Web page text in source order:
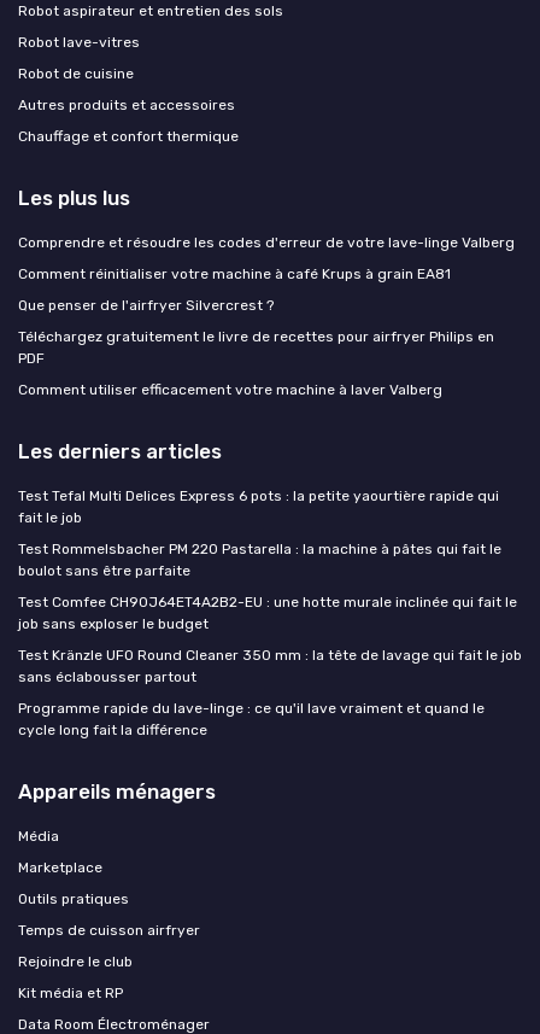
Robot aspirateur et entretien des sols
Robot lave-vitres
Robot de cuisine
Autres produits et accessoires
Chauffage et confort thermique
Les plus lus
Comprendre et résoudre les codes d'erreur de votre lave-linge Valberg
Comment réinitialiser votre machine à café Krups à grain EA81
Que penser de l'airfryer Silvercrest ?
Téléchargez gratuitement le livre de recettes pour airfryer Philips en
PDF
Comment utiliser efficacement votre machine à laver Valberg
Les derniers articles
Test Tefal Multi Delices Express 6 pots : la petite yaourtière rapide qui
fait le job
Test Rommelsbacher PM 220 Pastarella : la machine à pâtes qui fait le
boulot sans être parfaite
Test Comfee CH90J64ET4A2B2-EU : une hotte murale inclinée qui fait le
job sans exploser le budget
Test Kränzle UFO Round Cleaner 350 mm : la tête de lavage qui fait le job
sans éclabousser partout
Programme rapide du lave-linge : ce qu'il lave vraiment et quand le
cycle long fait la différence
Appareils ménagers
Média
Marketplace
Outils pratiques
Temps de cuisson airfryer
Rejoindre le club
Kit média et RP
Data Room Électroménager